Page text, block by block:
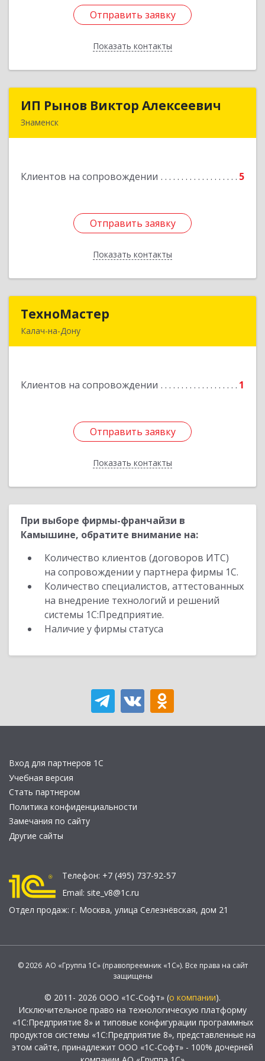
Отправить заявку
Показать контакты
Отправить заявку
Назад
ИП Рынов Виктор Алексеевич
Знаменск
Клиентов на сопровождении 5
Отправить заявку
Показать контакты
ИП Рынов Виктор Алексеевич
Отправить заявку
Назад
ТехноМастер
Калач-на-Дону
Клиентов на сопровождении 1
Отправить заявку
Показать контакты
Подробнее
Отправить заявку
Назад
При выборе фирмы-франчайзи в
Камышине, обратите внимание на:
Количество клиентов (договоров ИТС)
на сопровождении у партнера фирмы 1С.
Количество специалистов, аттестованных
на внедрение технологий и решений
системы 1С:Предприятие.
Наличие у фирмы статуса
Вход для партнеров 1С
Учебная версия
Стать партнером
Политика конфиденциальности
Замечания по сайту
Другие сайты
Телефон: +7 (495) 737-92-57
Email: site_v8@1c.ru
Отдел продаж: г. Москва, улица Селезнёвская, дом 21
© 2026 АО «Группа 1С» (правопреемник «1С»). Все права на сайт
защищены
© 2011- 2026 ООО «1С-Софт» (о компании).
Исключительное право на технологическую платформу
«1С:Предприятие 8» и типовые конфигурации программных
продуктов системы «1С:Предприятие 8», представленные на
этом сайте, принадлежит ООО «1С-Софт» - 100% дочерней